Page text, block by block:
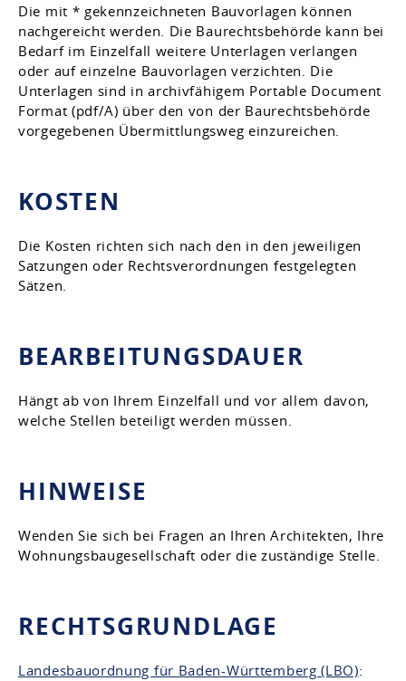
Die mit * gekennzeichneten Bauvorlagen können
nachgereicht werden. Die Baurechtsbehörde kann bei
Bedarf im Einzelfall weitere Unterlagen verlangen
oder auf einzelne Bauvorlagen verzichten. Die
Unterlagen sind in archivfähigem Portable Document
Format (pdf/A) über den von der Baurechtsbehörde
vorgegebenen Übermittlungsweg einzureichen.
KOSTEN
Die Kosten richten sich nach den in den jeweiligen
Satzungen oder Rechtsverordnungen festgelegten
Sätzen.
BEARBEITUNGSDAUER
Hängt ab von Ihrem Einzelfall und vor allem davon,
welche Stellen beteiligt werden müssen.
HINWEISE
Wenden Sie sich bei Fragen an Ihren Architekten, Ihre
Wohnungsbaugesellschaft oder die zuständige Stelle.
RECHTSGRUNDLAGE
Landesbauordnung für Baden-Württemberg (LBO):